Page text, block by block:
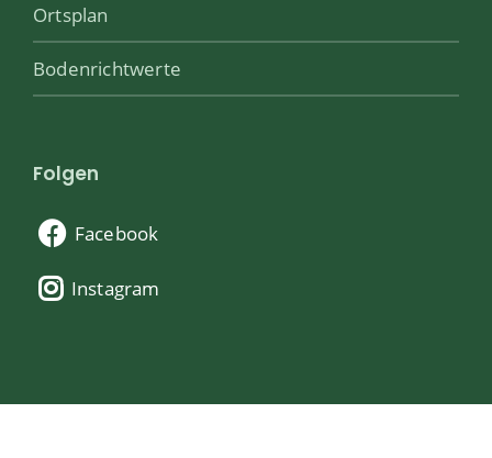
Ortsplan
Bodenrichtwerte
Folgen
Facebook
Instagram